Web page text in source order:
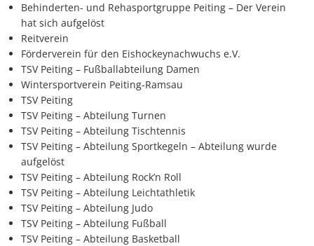
Behinderten- und Rehasportgruppe Peiting – Der Verein
hat sich aufgelöst
Reitverein
Förderverein für den Eishockeynachwuchs e.V.
TSV Peiting – Fußballabteilung Damen
Wintersportverein Peiting-Ramsau
TSV Peiting
TSV Peiting – Abteilung Turnen
TSV Peiting – Abteilung Tischtennis
TSV Peiting – Abteilung Sportkegeln – Abteilung wurde
aufgelöst
TSV Peiting – Abteilung Rock’n Roll
TSV Peiting – Abteilung Leichtathletik
TSV Peiting – Abteilung Judo
TSV Peiting – Abteilung Fußball
TSV Peiting – Abteilung Basketball